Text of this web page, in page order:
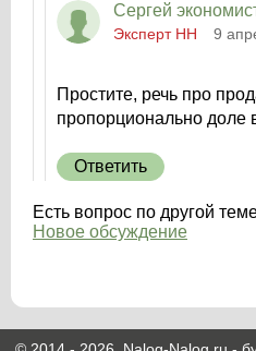
Сергей
Эксперт НН 9
Простите, речь про
пропорционально доле
Ответить
Есть вопрос по другой
Новое обсуждение